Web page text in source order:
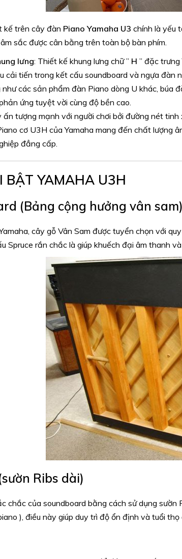
kế trên cây đàn Piano Yamaha U3 chính là yếu
sắc được cân bằng trên toàn bộ bàn phím.
lưng: Thiết kế khung lưng chữ ” H ” đặc
cải tiến trong kết cấu soundboard và ngựa
như các sản phẩm đàn Piano dòng U khác, búa
ứng tuyệt vời cùng độ bền cao.
ấn tượng mạnh với người chơi bởi đường nét
cơ U3H của Yamaha mang đến chất lượng
đẳng cấp.
BẬT YAMAHA U3H
(Bảng cộng hưởng vân sam)
cây gỗ Vân Sam được tuyển chọn với
Spruce rắn chắc là giúp khuếch đại âm thanh
Ribs dài)
chắc của soundboard bằng cách sử dụng
), điều này giúp duy trì độ ổn định và tuổi